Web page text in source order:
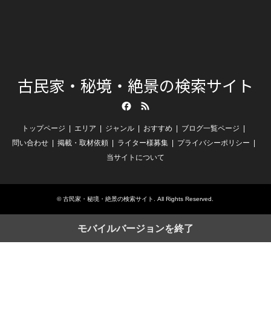
古民家・秘境・絶景の検索サイト
トップページ エリア ジャンル おすすめ
ブログ一覧ページ
問い合わせ
掲載・取材依頼 ライター様募集
プライバシーポリシー
当サイトについて
©古民家・秘境・絶景の検索サイト. All Rights Reserved.
モバイルバージョンを終了